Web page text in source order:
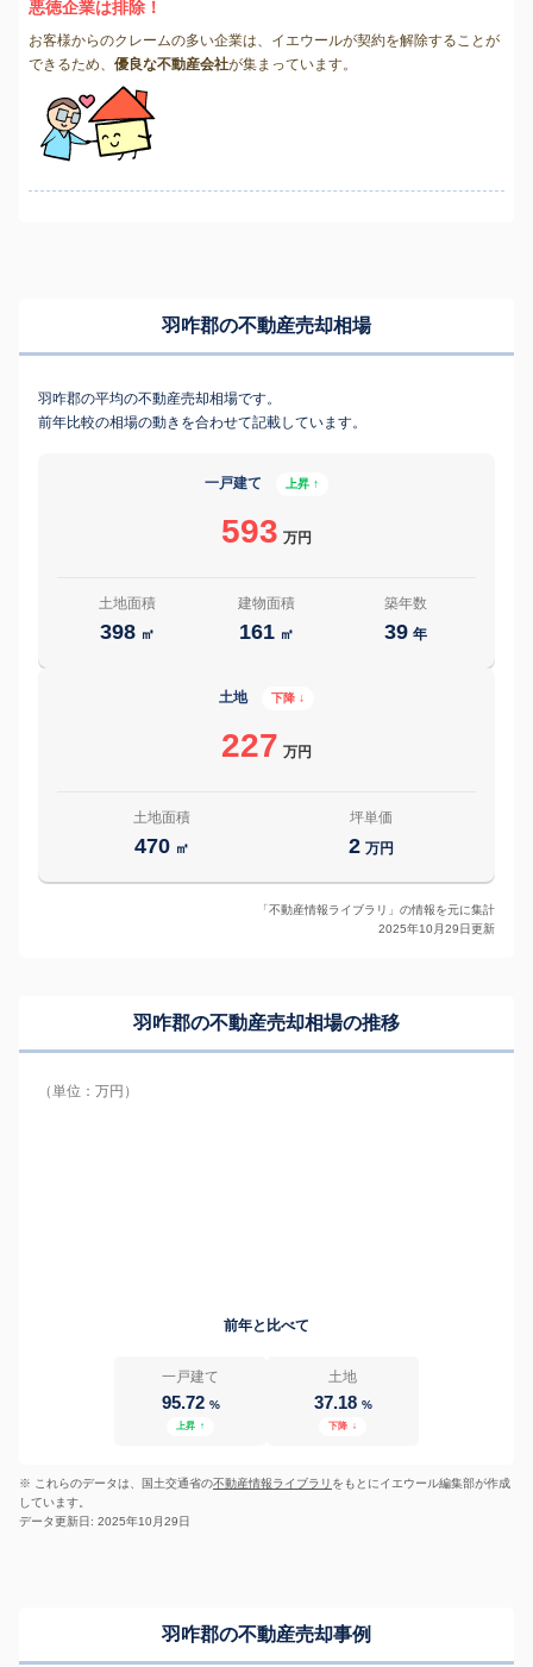
悪徳企業は排除！
お客様からのクレームの多い企業は、イエウールが契約を解除することが
できるため、 優良な不動産会社が集まっています。
羽咋郡の不動産売却相場
羽咋郡の平均の不動産売却相場です。
前年比較の相場の動きを合わせて記載しています。
一戸建て 上昇 ↑
593 万円
土地面積
398 ㎡
建物面積
161 ㎡
築年数
39 年
土地 下降 ↓
227 万円
土地面積
470 ㎡
坪単価
2 万円
「不動産情報ライブラリ」の情報を元に集計
2025年10月29日更新
羽咋郡の不動産売却相場の推移
（単位：万円）
前年と比べて
一戸建て
95.72 %
上昇 ↑
土地
37.18 %
下降 ↓
※ これらのデータは、国土交通省の不動産情報ライブラリ をもとにイエウール編集部が作成
しています。
データ更新日: 2025年10月29日
羽咋郡の不動産売却事例